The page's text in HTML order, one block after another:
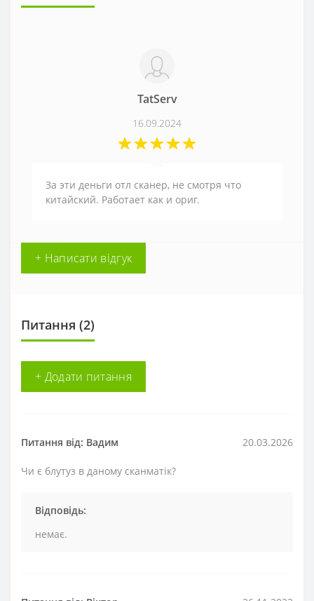
TatServ
16.09.2024
За эти деньги отл сканер, не смотря что
китайский. Работает как и ориг.
+ Написати відгук
Питання (2)
+ Додати питання
Питання від: Вадим 20.03.2026
Чи є блутуз в даному сканматік?
Відповідь:
немає.